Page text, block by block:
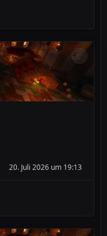
20. Juli 2026 um 19:13